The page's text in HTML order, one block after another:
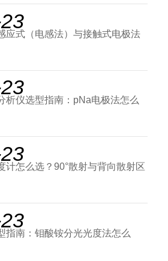
应式（电感法）与接触式电极法
析仪选型指南：pNa电极法怎么
计怎么选？90°散射与背向散射区
指南：钼酸铵分光光度法怎么